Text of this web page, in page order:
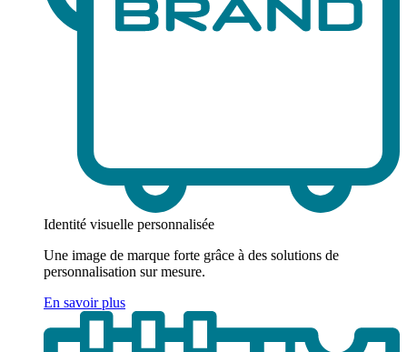
Identité visuelle personnalisée
Une image de marque forte grâce à des solutions de
personnalisation sur mesure.
En savoir plus